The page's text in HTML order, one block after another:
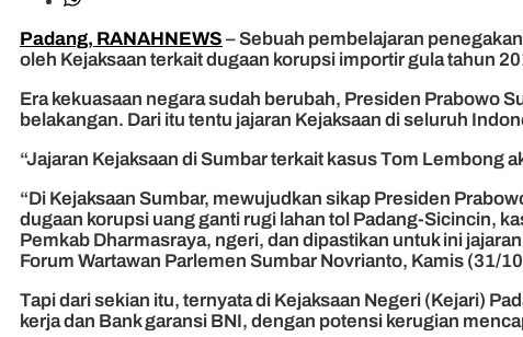
Padang, RANAHNEWS – Sebuah pembelajaran
oleh Kejaksaan terkait dugaan korupsi importir gula tahun
Era kekuasaan negara sudah berubah, Presiden Prabowo
belakangan. Dari itu tentu jajaran Kejaksaan di seluruh
“Jajaran Kejaksaan di Sumbar terkait kasus Tom Lembong
“Di Kejaksaan Sumbar, mewujudkan sikap Presiden
dugaan korupsi uang ganti rugi lahan tol Padang-Sicincin,
Pemkab Dharmasraya, ngeri, dan dipastikan untuk ini
Forum Wartawan Parlemen Sumbar Novrianto, Kamis (31/
Tapi dari sekian itu, ternyata di Kejaksaan Negeri (Kejari)
kerja dan Bank garansi BNI, dengan potensi kerugian